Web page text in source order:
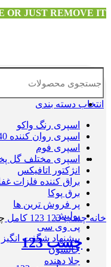
OR JUST REMOVE IT…
انتخاب دسته بندی
اسپری رنگ واکو
اسپری روان کننده RZ-40
اسپری فوم
اسپری مختلف گل
انژکتور اتافیکس
براق کننده فلزات
برق پوکا
پر فروش ترین ها
پولیش
پی وی سی
پیشنهاد شگفت انگیز
جانسون
جلا دهنده
چسب 123
بزرگنمایی تصویر
خانهچسب 123 123 کامل چسب